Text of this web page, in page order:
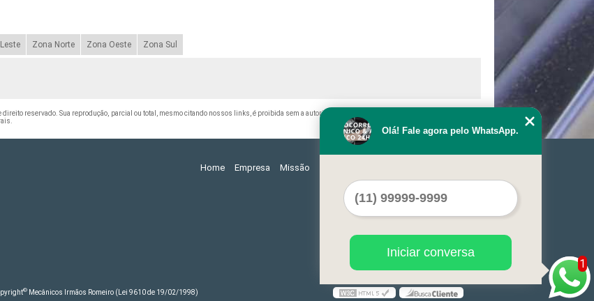
Zona Norte Zona Oeste Zona Sul
direito reservado. Sua reprodução, parcial ou total, mesmo citando nossos links, é proibida sem a autorização do autor. Crime de violação de direito autoral
.
Home Empresa Missão
© Mecânicos Irmãos Romeiro (Lei 9610 de 19/02/1998)
1
Olá! Fale agora pelo WhatsApp.
Iniciar conversa